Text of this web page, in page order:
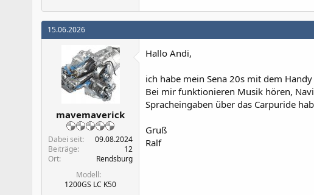
15.06.2026
mavemaverick
Dabei seit
09.08.2024
Beiträge
12
Ort
Rendsburg
Modell
1200GS LC K50
Hallo Andi,
ich habe mein Sena 20s mit dem
Bei mir funktionieren Musik hören,
Spracheingaben über das Carpuride
Gruß
Ralf